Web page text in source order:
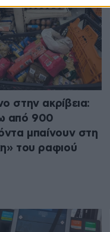
στην ακρίβεια:
από 900
μπαίνουν στη
του ραφιού